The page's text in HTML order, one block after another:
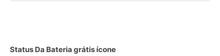
Status Da Bateria grátis ícone